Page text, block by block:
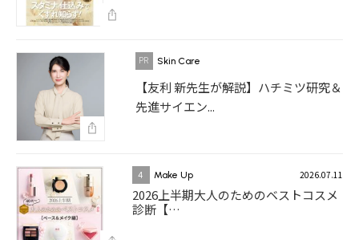
Skin Care
【友利 新先生が解説】ハチミツ研究＆
先進サイエン...
4 Make Up 2026.07.11
2026上半期大人のためのベストコスメ
診断【…